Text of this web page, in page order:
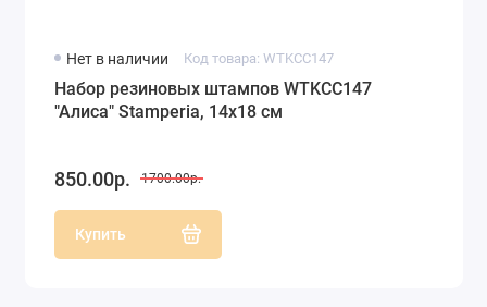
Нет в наличии Код товара: WTKCC147
Набор резиновых штампов WTKCC147
"Алиса" Stamperia, 14х18 см
850.00р. 1700.00р.
Купить